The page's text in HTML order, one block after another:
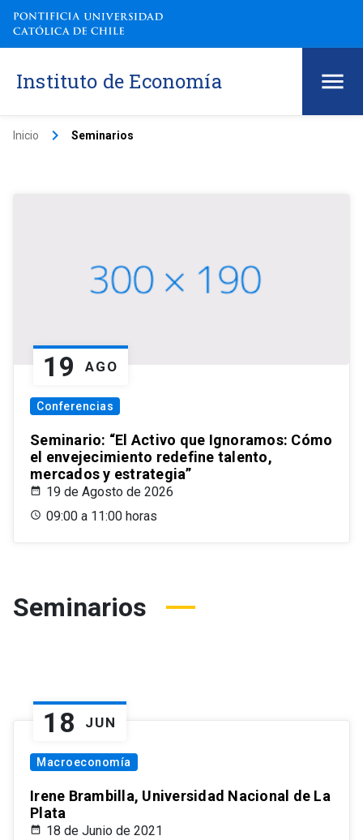
Instituto de Economía
Inicio keyboard_arrow_right Seminarios
19 AGO
Conferencias
Seminario: “El Activo que Ignoramos: Cómo
el envejecimiento redefine talento,
mercados y estrategia”
19 de Agosto de 2026
09:00 a 11:00 horas
Seminarios
18 JUN
Macroeconomía
Irene Brambilla, Universidad Nacional de La
Plata
18 de Junio de 2021